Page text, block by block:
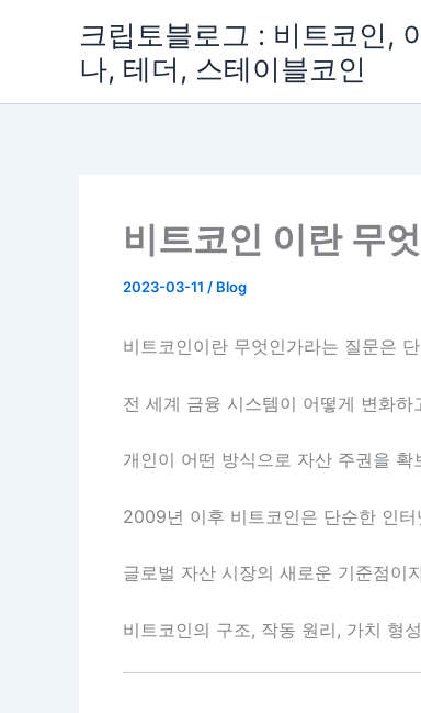
로
크립토블로그 : 비트코인,
나, 테더, 스테이블코인
비트코인 이란 무
2023-03-11 / Blog
비트코인이란 무엇인가라는 질문은
전 세계 금융 시스템이 어떻게 변화하
개인이 어떤 방식으로 자산 주권을
2009년 이후 비트코인은 단순한 인터
글로벌 자산 시장의 새로운 기준점이
비트코인의 구조, 작동 원리, 가치 형